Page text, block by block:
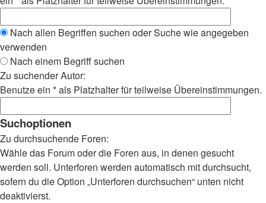
Nach allen Begriffen suchen oder Suche wie angegeben
verwenden
Nach einem Begriff suchen
Zu suchender Autor:
Benutze ein * als Platzhalter für teilweise Übereinstimmungen.
Suchoptionen
Zu durchsuchende Foren:
Wähle das Forum oder die Foren aus, in denen gesucht
werden soll. Unterforen werden automatisch mit durchsucht,
sofern du die Option „Unterforen durchsuchen“ unten nicht
deaktivierst.